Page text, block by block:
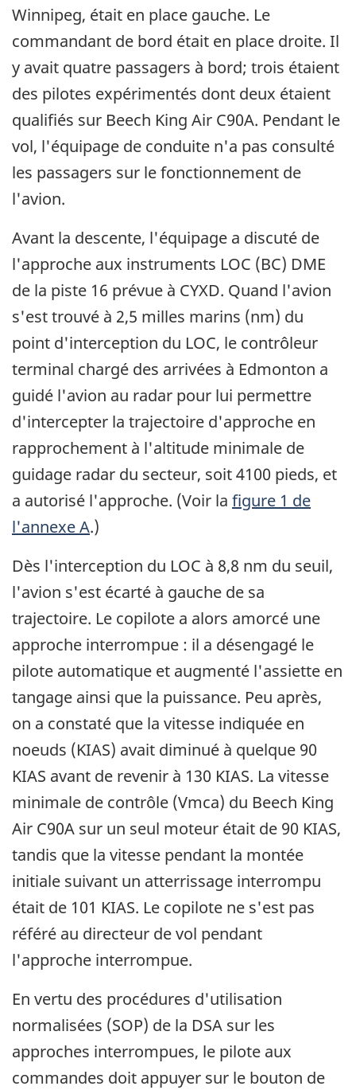
Winnipeg, était en place gauche. Le
commandant de bord était en place droite. Il
y avait quatre passagers à bord; trois étaient
des pilotes expérimentés dont deux étaient
qualifiés sur Beech King Air C90A. Pendant le
vol, l'équipage de conduite n'a pas consulté
les passagers sur le fonctionnement de
l'avion.
Avant la descente, l'équipage a discuté de
l'approche aux instruments LOC (BC) DME
de la piste 16 prévue à CYXD. Quand l'avion
s'est trouvé à 2,5 milles marins (nm) du
point d'interception du LOC, le contrôleur
terminal chargé des arrivées à Edmonton a
guidé l'avion au radar pour lui permettre
d'intercepter la trajectoire d'approche en
rapprochement à l'altitude minimale de
guidage radar du secteur, soit 4100 pieds, et
a autorisé l'approche. (Voir la figure 1 de
l'annexe A.)
Dès l'interception du LOC à 8,8 nm du seuil,
l'avion s'est écarté à gauche de sa
trajectoire. Le copilote a alors amorcé une
approche interrompue : il a désengagé le
pilote automatique et augmenté l'assiette en
tangage ainsi que la puissance. Peu après,
on a constaté que la vitesse indiquée en
noeuds (KIAS) avait diminué à quelque 90
KIAS avant de revenir à 130 KIAS. La vitesse
minimale de contrôle (Vmca) du Beech King
Air C90A sur un seul moteur était de 90 KIAS,
tandis que la vitesse pendant la montée
initiale suivant un atterrissage interrompu
était de 101 KIAS. Le copilote ne s'est pas
référé au directeur de vol pendant
l'approche interrompue.
En vertu des procédures d'utilisation
normalisées (SOP) de la DSA sur les
approches interrompues, le pilote aux
commandes doit appuyer sur le bouton de